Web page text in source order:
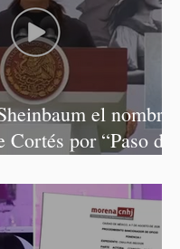
el nombre
Cortés por “Paso de